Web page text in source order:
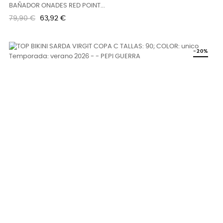
BAÑADOR ONADES RED POINT...
Precio
79,90 € Precio
63,92 €
-20%